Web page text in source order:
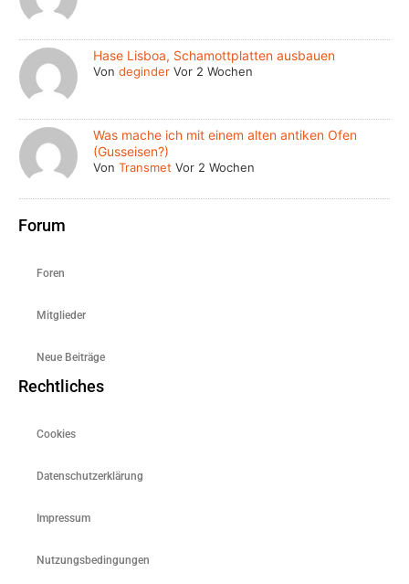
Hase Lisboa, Schamottplatten ausbauen
Vondeginder Vor 2 Wochen
Was mache ich mit einem alten antiken Ofen
(Gusseisen?)
VonTransmet Vor 2 Wochen
Forum
Foren
Mitglieder
Neue Beiträge
Rechtliches
Cookies
Datenschutzerklärung
Impressum
Nutzungsbedingungen